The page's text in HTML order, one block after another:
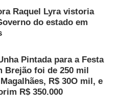
Raquel Lyra vistoria
do estado em
Pintada para a Festa
Brejão foi de 250 mil
R$ 30O mil, e
R$ 350.000